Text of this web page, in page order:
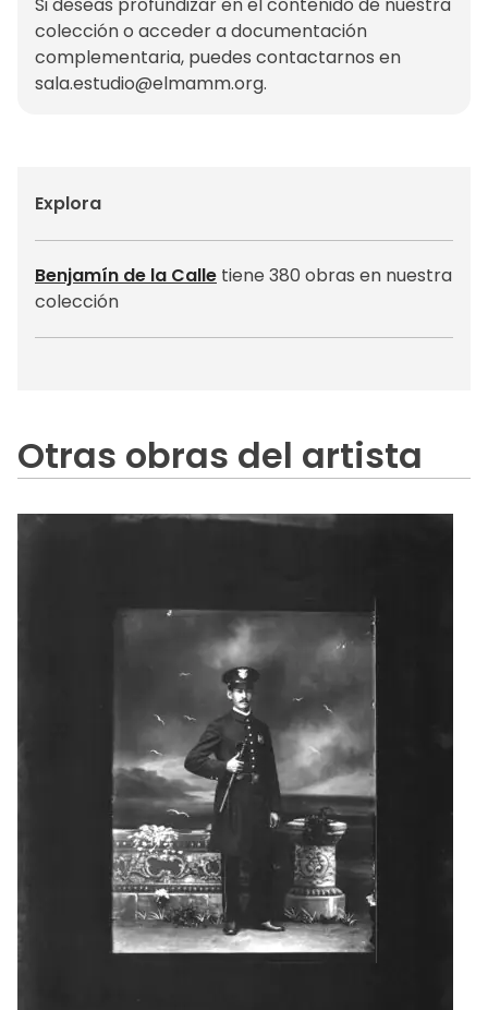
colección o acceder a documentación
complementaria, puedes contactarnos en
sala.estudio@elmamm.org.
Explora
Benjamín de la Calle tiene 380 obras en nuestra
colección
Otras obras del artista